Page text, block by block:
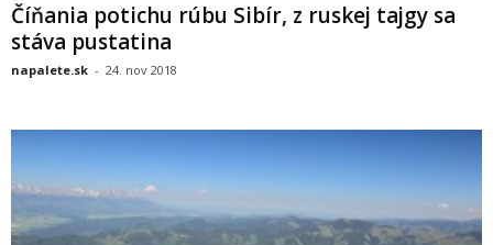
Číňania potichu rúbu Sibír, z ruskej tajgy sa
stáva pustatina
napalete.sk - 24. nov 2018